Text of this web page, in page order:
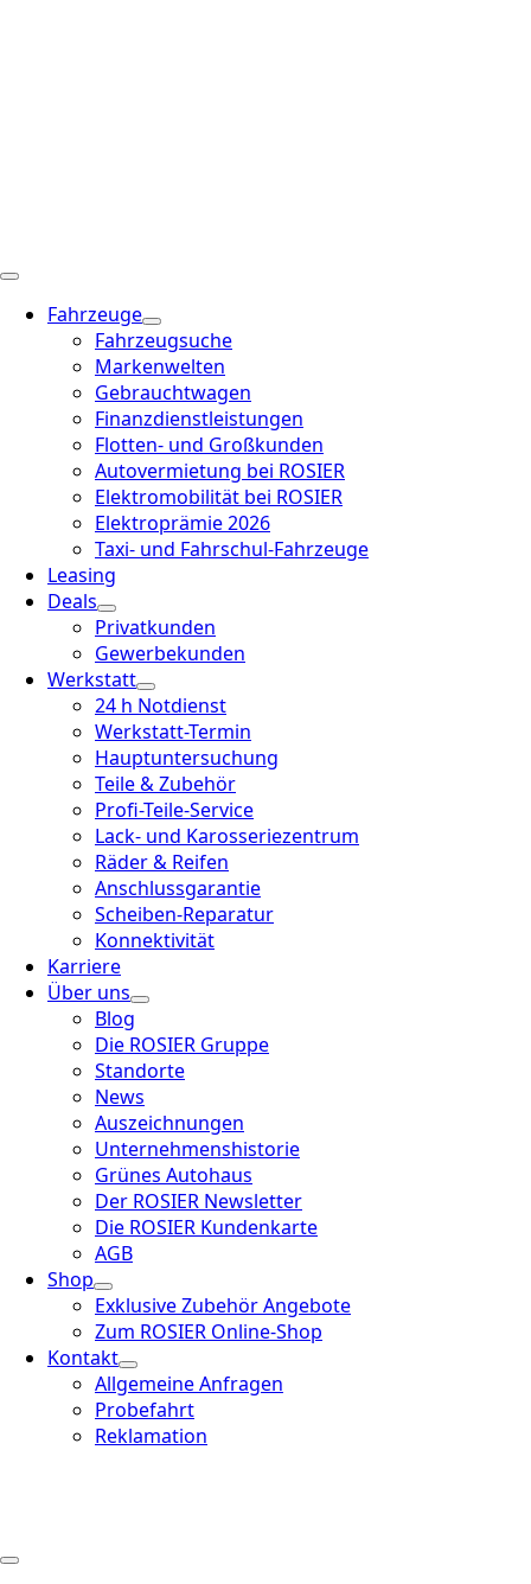
Fahrzeuge
Fahrzeugsuche
Markenwelten
Gebrauchtwagen
Finanzdienstleistungen
Flotten- und Großkunden
Autovermietung bei ROSIER
Elektromobilität bei ROSIER
Elektroprämie 2026
Taxi- und Fahrschul-Fahrzeuge
Leasing
Deals
Privatkunden
Gewerbekunden
Werkstatt
24 h Notdienst
Werkstatt-Termin
Hauptuntersuchung
Teile & Zubehör
Profi-Teile-Service
Lack- und Karosseriezentrum
Räder & Reifen
Anschlussgarantie
Scheiben-Reparatur
Konnektivität
Karriere
Über uns
Blog
Die ROSIER Gruppe
Standorte
News
Auszeichnungen
Unternehmenshistorie
Grünes Autohaus
Der ROSIER Newsletter
Die ROSIER Kundenkarte
AGB
Shop
Exklusive Zubehör Angebote
Zum ROSIER Online-Shop
Kontakt
Allgemeine Anfragen
Probefahrt
Reklamation